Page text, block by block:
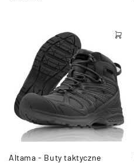
Altama - Buty taktyczne